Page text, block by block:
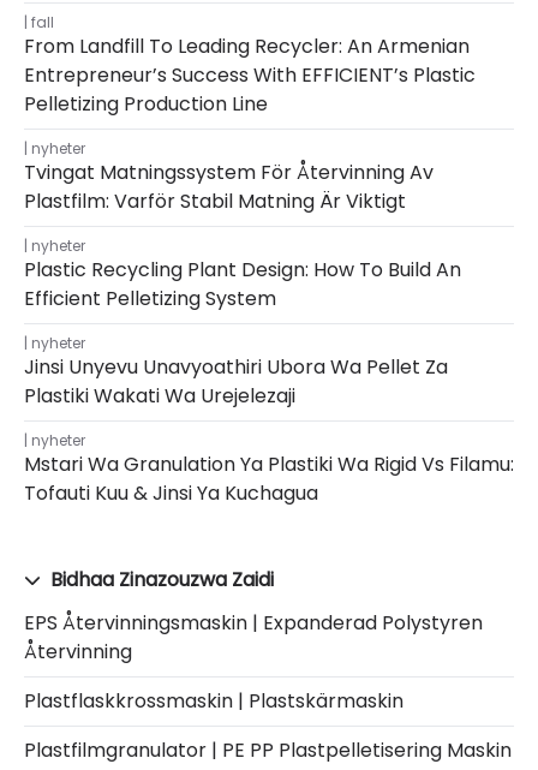
fall
From Landfill To Leading Recycler: An Armenian
Entrepreneur’s Success With EFFICIENT’s Plastic
Pelletizing Production Line
nyheter
Tvingat Matningssystem För Återvinning Av
Plastfilm: Varför Stabil Matning Är Viktigt
nyheter
Plastic Recycling Plant Design: How To Build An
Efficient Pelletizing System
nyheter
Jinsi Unyevu Unavyoathiri Ubora Wa Pellet Za
Plastiki Wakati Wa Urejelezaji
nyheter
Mstari Wa Granulation Ya Plastiki Wa Rigid Vs Filamu:
Tofauti Kuu & Jinsi Ya Kuchagua
Bidhaa Zinazouzwa Zaidi
EPS Återvinningsmaskin | Expanderad Polystyren
Återvinning
Plastflaskkrossmaskin | Plastskärmaskin
Plastfilmgranulator | PE PP Plastpelletisering Maskin